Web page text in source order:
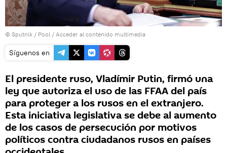
© Sputnik / Pool / Acceder al contenido multimedia
Síguenos en
El presidente ruso, Vladímir Putin, firmó una
ley que autoriza el uso de las FFAA del país
para proteger a los rusos en el extranjero.
Esta iniciativa legislativa se debe al aumento
de los casos de persecución por motivos
políticos contra ciudadanos rusos en países